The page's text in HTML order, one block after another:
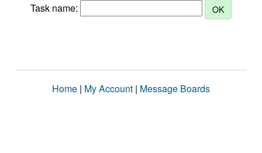
Task name:
Home | My Account | Message Boards